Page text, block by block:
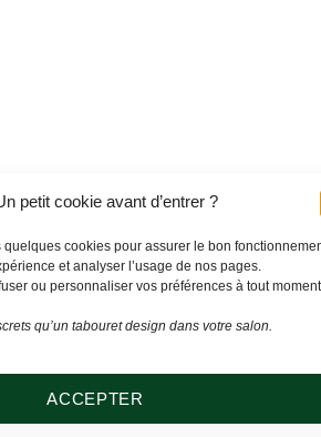
petit cookie avant d’entrer ?
quelques cookies pour assurer le bon
et analyser l’usage de nos pages.
ou personnaliser vos préférences à tout
qu’un tabouret design dans votre salon.
ACCEPTER
confort avec élégance,